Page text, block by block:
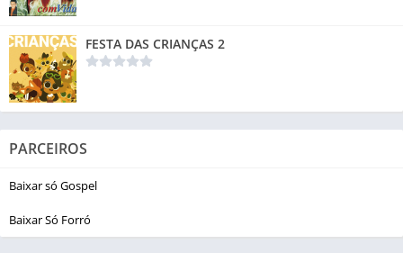
FESTA DAS CRIANÇAS 2
PARCEIROS
Baixar só Gospel
Baixar Só Forró